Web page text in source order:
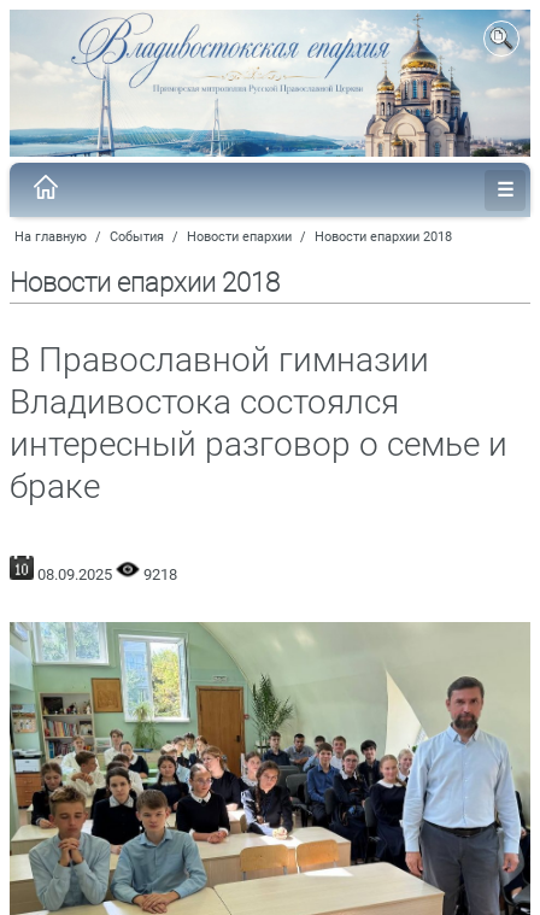
На главную / События / Новости епархии / Новости епархии 2018
Новости епархии 2018
В Православной гимназии
Владивостока состоялся
интересный разговор о семье и
браке
08.09.2025 9218